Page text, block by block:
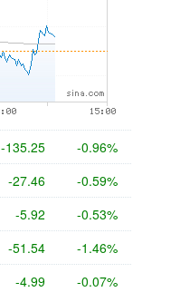
-135.25 -0.96%
-27.46 -0.59%
-5.92 -0.53%
-51.54 -1.46%
-4.99 -0.07%